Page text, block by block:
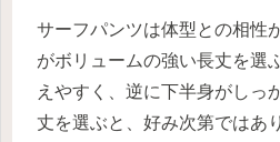
サーフパンツは体型との相性
がボリュームの強い長丈を選
えやすく、逆に下半身がしっ
丈を選ぶと、好み次第ではあ